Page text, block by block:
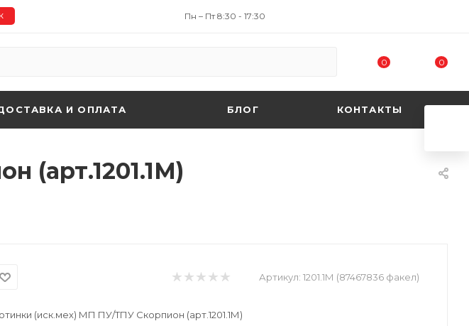
Пн – Пт 8:30 - 17:30
0 0
И ОПЛАТА БЛОГ КОНТАКТЫ
(арт.1201.1М)
Артикул: 1201.1М (87467836 факел)
(иск.мех) МП ПУ/ТПУ Скорпион (арт.1201.1М)